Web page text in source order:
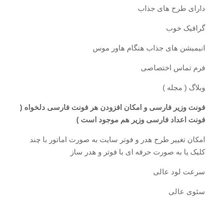
دارای طرح های جذاب
گرافیک خوب
انیمیشن های جذاب هنگام هاور موس
فرم تماس اختصاصی
وبلاگ ( مجله )
فونت وزیر فارسی و امکان افزودن هر فونت فارسی دلخواه (
فونت اعداد فارسی وزیر هم موجود است )
امکان تغییر طرح هدر و فوتر سایت به صورت اماتور با چند
کلیک یا به صورت حرفه ای با فوتر و هدر ساز
سرعت لود عالی
سئوی عالی